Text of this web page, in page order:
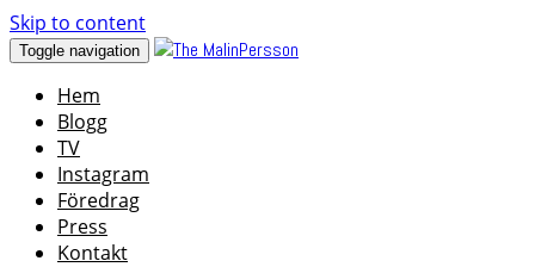
Skip to content
Toggle navigation
Hem
Blogg
TV
Instagram
Föredrag
Press
Kontakt